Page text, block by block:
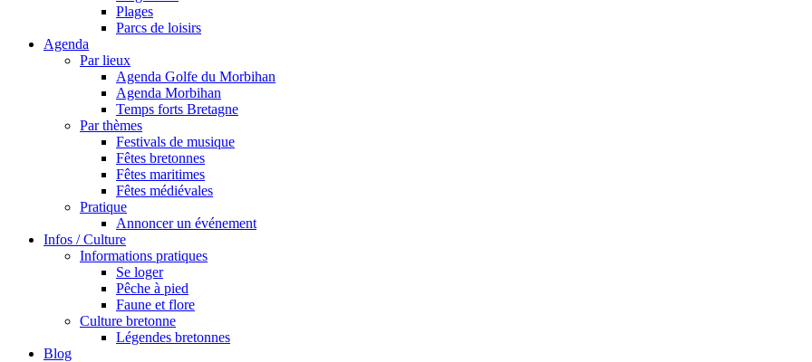
Plages
Parcs de loisirs
Agenda
Par lieux
Agenda Golfe du Morbihan
Agenda Morbihan
Temps forts Bretagne
Par thèmes
Festivals de musique
Fêtes bretonnes
Fêtes maritimes
Fêtes médiévales
Pratique
Annoncer un événement
Infos / Culture
Informations pratiques
Se loger
Pêche à pied
Faune et flore
Culture bretonne
Légendes bretonnes
Blog